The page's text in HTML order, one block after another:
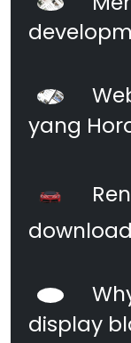
yang
display